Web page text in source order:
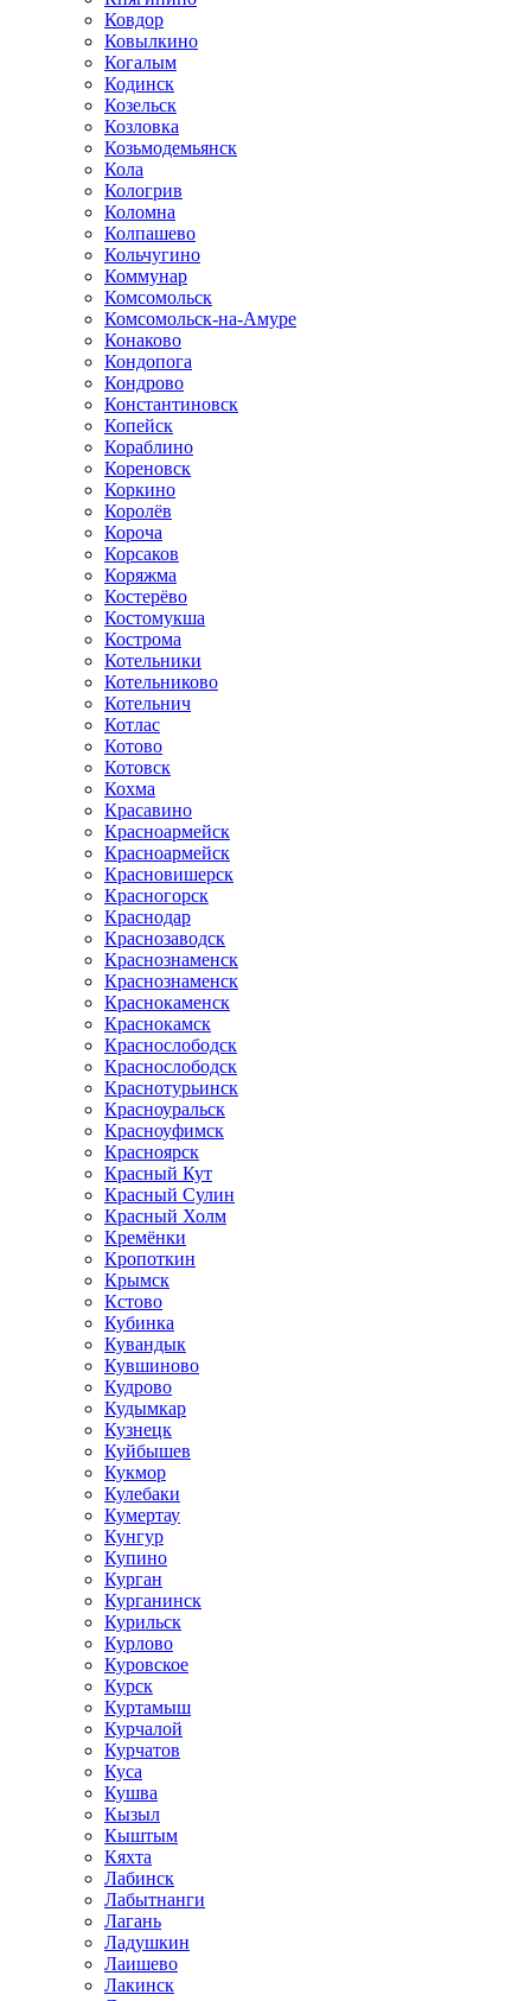
Ковдор
Ковылкино
Когалым
Кодинск
Козельск
Козловка
Козьмодемьянск
Кола
Кологрив
Коломна
Колпашево
Кольчугино
Коммунар
Комсомольск
Комсомольск-на-Амуре
Конаково
Кондопога
Кондрово
Константиновск
Копейск
Кораблино
Кореновск
Коркино
Королёв
Короча
Корсаков
Коряжма
Костерёво
Костомукша
Кострома
Котельники
Котельниково
Котельнич
Котлас
Котово
Котовск
Кохма
Красавино
Красноармейск
Красноармейск
Красновишерск
Красногорск
Краснодар
Краснозаводск
Краснознаменск
Краснознаменск
Краснокаменск
Краснокамск
Краснослободск
Краснослободск
Краснотурьинск
Красноуральск
Красноуфимск
Красноярск
Красный Кут
Красный Сулин
Красный Холм
Кремёнки
Кропоткин
Крымск
Кстово
Кубинка
Кувандык
Кувшиново
Кудрово
Кудымкар
Кузнецк
Куйбышев
Кукмор
Кулебаки
Кумертау
Кунгур
Купино
Курган
Курганинск
Курильск
Курлово
Куровское
Курск
Куртамыш
Курчалой
Курчатов
Куса
Кушва
Кызыл
Кыштым
Кяхта
Лабинск
Лабытнанги
Лагань
Ладушкин
Лаишево
Лакинск